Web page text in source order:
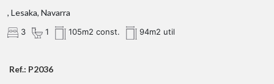
, Lesaka, Navarra
3 1 105m2 const. 94m2 util
Ref.: P2036